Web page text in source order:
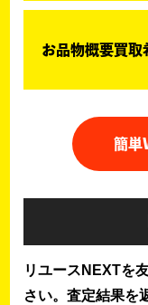
お品物概要買取
簡単
リユースNEXTを
さい。査定結果を